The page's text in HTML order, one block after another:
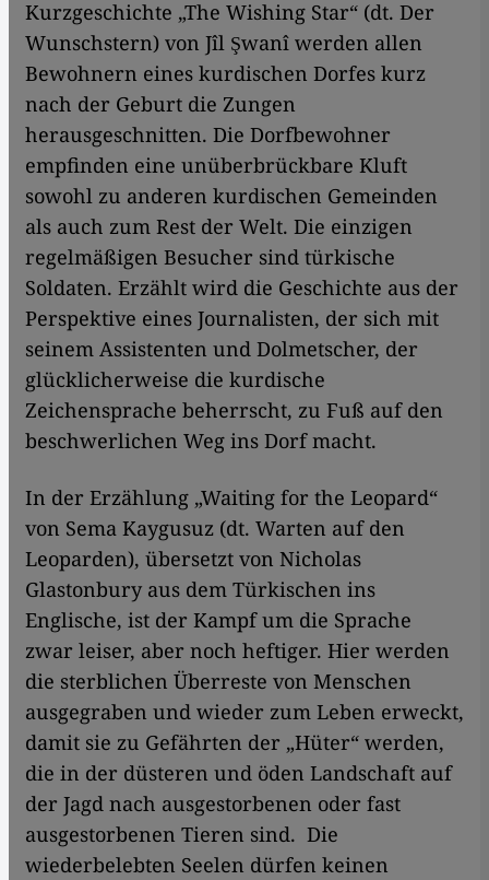
Kurzgeschichte „The Wishing Star“ (dt. Der
Wunschstern) von Jîl Şwanî werden allen
Bewohnern eines kurdischen Dorfes kurz
nach der Geburt die Zungen
herausgeschnitten. Die Dorfbewohner
empfinden eine unüberbrückbare Kluft
sowohl zu anderen kurdischen Gemeinden
als auch zum Rest der Welt. Die einzigen
regelmäßigen Besucher sind türkische
Soldaten. Erzählt wird die Geschichte aus der
Perspektive eines Journalisten, der sich mit
seinem Assistenten und Dolmetscher, der
glücklicherweise die kurdische
Zeichensprache beherrscht, zu Fuß auf den
beschwerlichen Weg ins Dorf macht.
In der Erzählung „Waiting for the Leopard“
von Sema Kaygusuz (dt. Warten auf den
Leoparden), übersetzt von Nicholas
Glastonbury aus dem Türkischen ins
Englische, ist der Kampf um die Sprache
zwar leiser, aber noch heftiger. Hier werden
die sterblichen Überreste von Menschen
ausgegraben und wieder zum Leben erweckt,
damit sie zu Gefährten der „Hüter“ werden,
die in der düsteren und öden Landschaft auf
der Jagd nach ausgestorbenen oder fast
ausgestorbenen Tieren sind. Die
wiederbelebten Seelen dürfen keinen